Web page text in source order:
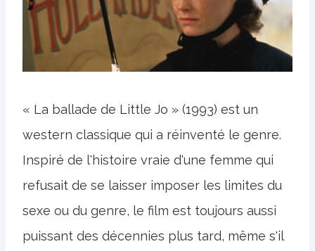
« La ballade de Little Jo » (1993) est un
western classique qui a réinventé le genre.
Inspiré de l'histoire vraie d'une femme qui
refusait de se laisser imposer les limites du
sexe ou du genre, le film est toujours aussi
puissant des décennies plus tard, même s'il